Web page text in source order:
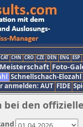
CAT CHN CRO CZE DEN ENG ESP
Meisterschaft Foto-
Schnellschach-Elozahl
anmelden: AUT FIDE
den